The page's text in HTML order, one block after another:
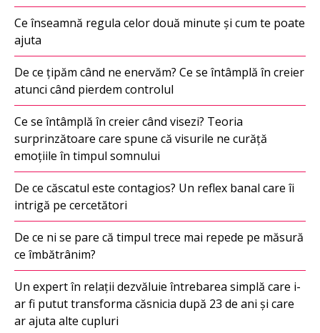
Ce înseamnă regula celor două minute și cum te poate
ajuta
De ce țipăm când ne enervăm? Ce se întâmplă în creier
atunci când pierdem controlul
Ce se întâmplă în creier când visezi? Teoria
surprinzătoare care spune că visurile ne curăță
emoțiile în timpul somnului
De ce căscatul este contagios? Un reflex banal care îi
intrigă pe cercetători
De ce ni se pare că timpul trece mai repede pe măsură
ce îmbătrânim?
Un expert în relații dezvăluie întrebarea simplă care i-
ar fi putut transforma căsnicia după 23 de ani și care
ar ajuta alte cupluri